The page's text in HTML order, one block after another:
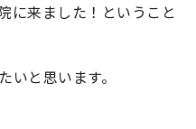
に来ました！ということ
いと思います。